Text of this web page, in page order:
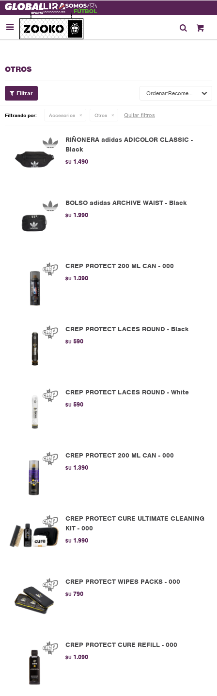

OTROS
Recomendados
Filtrando por: Accesorios Otros Quitar filtros
RIÑONERA adidas ADICOLOR CLASSIC -
Black
$U 1.490
BOLSO adidas ARCHIVE WAIST - Black
$U 1.990
CREP PROTECT 200 ML CAN - 000
$U 1.390
CREP PROTECT LACES ROUND - Black
$U 590
CREP PROTECT LACES ROUND - White
$U 590
CREP PROTECT 200 ML CAN - 000
$U 1.390
CREP PROTECT CURE ULTIMATE CLEANING
KIT - 000
$U 1.990
CREP PROTECT WIPES PACKS - 000
$U 790
CREP PROTECT CURE REFILL - 000
$U 1.090